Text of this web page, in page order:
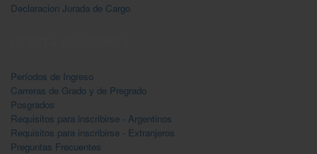
Declaracion Jurada de Cargo
Períodos de Ingreso
Carreras de Grado y de Pregrado
Posgrados
Requisitos para inscribirse - Argentinos
Requisitos para inscribirse - Extranjeros
Preguntas Frecuentes